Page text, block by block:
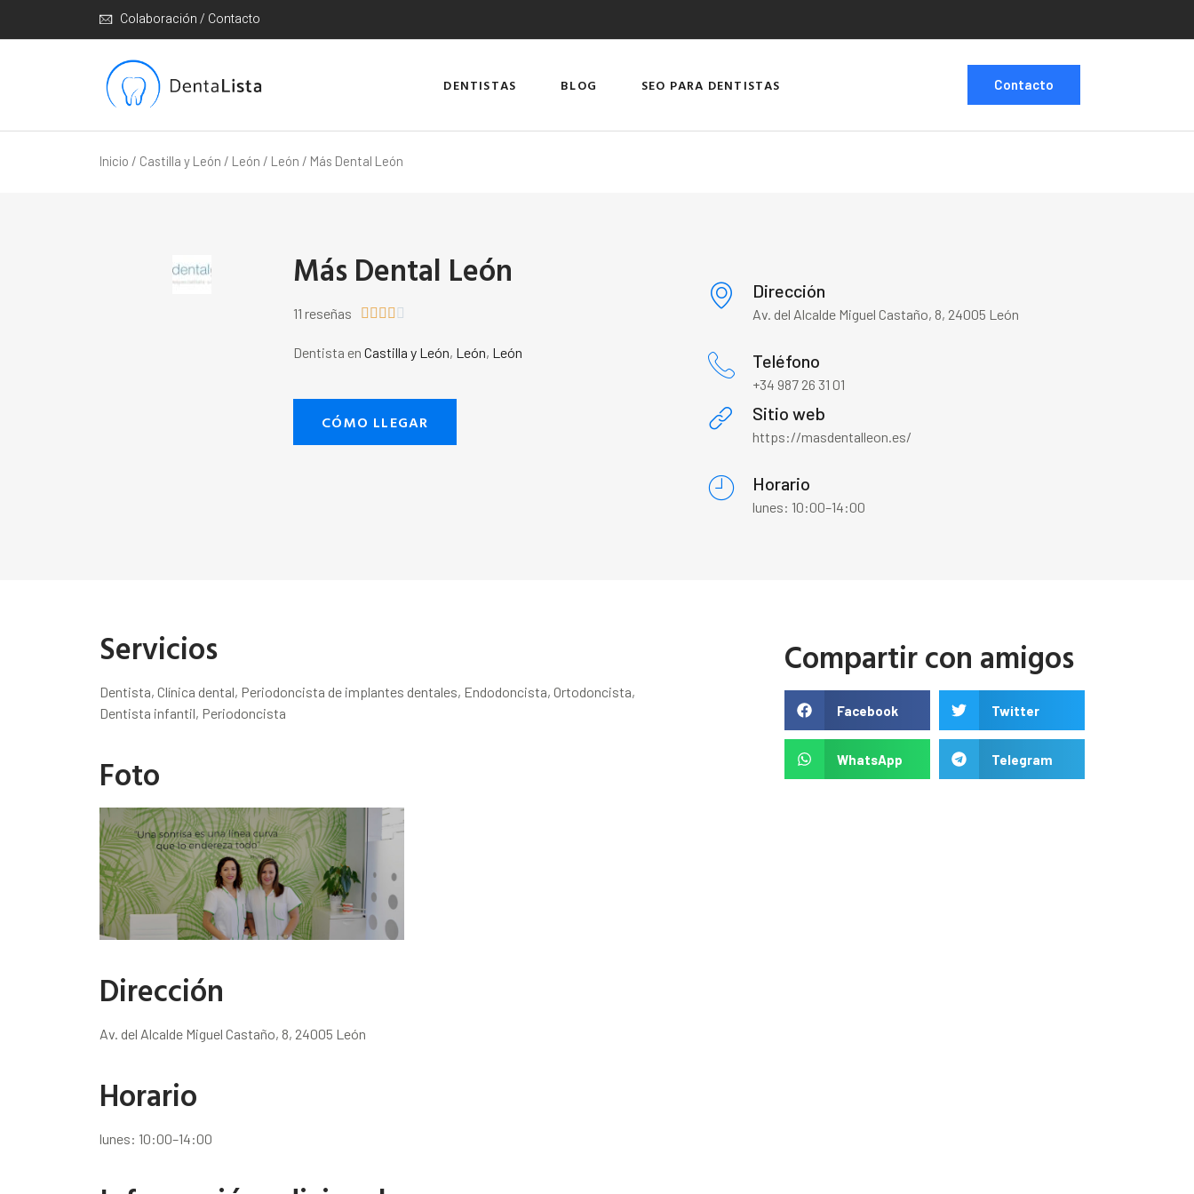
Colaboración / Contacto
DENTISTAS BLOG SEO PARA DENTISTAS Contacto
Inicio / Castilla y León / León / León / Más Dental León
Más Dental León
11 reseñas     
Dentista enCastilla y León, León, León
CÓMO LLEGAR
Dirección
Av. del Alcalde Miguel Castaño, 8, 24005 León
Teléfono
+34 987 26 31 01
Sitio web
https://masdentalleon.es/
Horario
lunes: 10:00–14:00
Servicios
Dentista, Clínica dental, Periodoncista de implantes dentales, Endodoncista, Ortodoncista,
Dentista infantil, Periodoncista
Foto
Dirección
Av. del Alcalde Miguel Castaño, 8, 24005 León
Horario
lunes: 10:00–14:00
Compartir con amigos
Facebook Twitter
WhatsApp Telegram